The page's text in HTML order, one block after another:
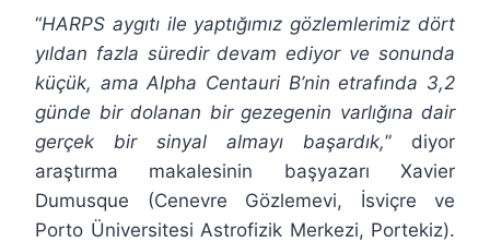
“HARPS aygıtı ile yaptığımız gözlemlerimiz dört
yıldan fazla süredir devam ediyor ve sonunda
küçük, ama Alpha Centauri B’nin etrafında 3,2
günde bir dolanan bir gezegenin varlığına dair
gerçek bir sinyal almayı başardık,” diyor
araştırma makalesinin başyazarı Xavier
Dumusque (Cenevre Gözlemevi, İsviçre ve
Porto Üniversitesi Astrofizik Merkezi, Portekiz).